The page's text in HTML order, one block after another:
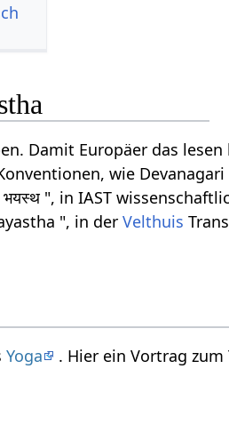
Damit Europäer das
wie
", in IAST
", in derVelthuis
Yoga . Hier ein Vortrag zum